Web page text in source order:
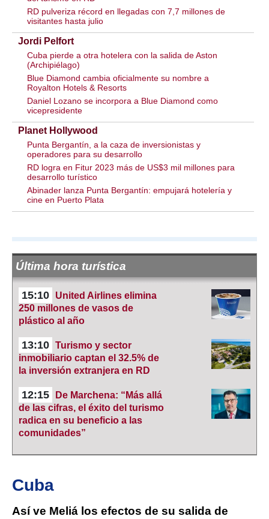
RD pulveriza récord en llegadas con 7,7 millones de
visitantes hasta julio
Jordi Pelfort
Cuba pierde a otra hotelera con la salida de Aston
(Archipiélago)
Blue Diamond cambia oficialmente su nombre a
Royalton Hotels & Resorts
Daniel Lozano se incorpora a Blue Diamond como
vicepresidente
Planet Hollywood
Punta Bergantín, a la caza de inversionistas y
operadores para su desarrollo
RD logra en Fitur 2023 más de US$3 mil millones para
desarrollo turístico
Abinader lanza Punta Bergantín: empujará hotelería y
cine en Puerto Plata
Última hora turística
15:10
United Airlines elimina
250 millones de vasos de
plástico al año
13:10 Turismo y sector
inmobiliario captan el 32.5% de
la inversión extranjera en RD
12:15
De Marchena: “Más allá
de las cifras, el éxito del turismo
radica en su beneficio a las
comunidades”
Cuba
Así ve Meliá los efectos de su salida de